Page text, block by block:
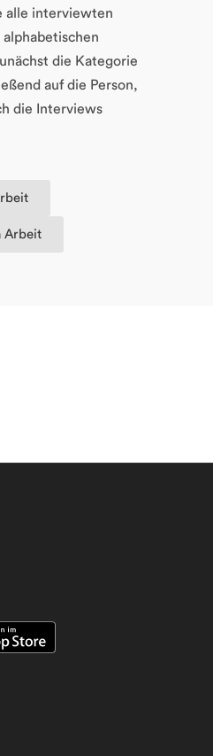
alle interviewten
die Kategorie
auf die Person,
die Interviews
Arbeit